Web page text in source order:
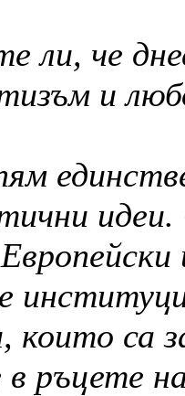
ли, че
и
които са
ръцете